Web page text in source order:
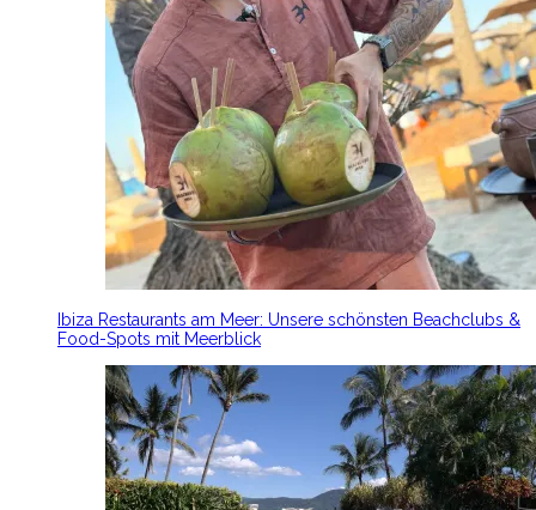
Ibiza Restaurants am Meer: Unsere schönsten Beachclubs &
Food-Spots mit Meerblick